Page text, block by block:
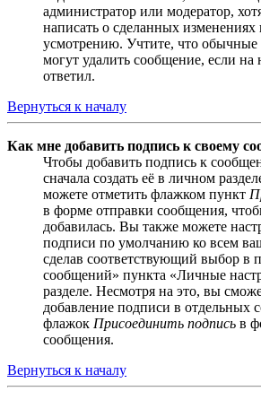
администратор или модератор,
написать о сделанных изменениях
усмотрению. Учтите, что обычные
могут удалить сообщение, если на
ответил.
Вернуться к началу
Как мне добавить подпись к своему
Чтобы добавить подпись к
сначала создать её в личном
можете отметить флажком пункт
в форме отправки сообщения,
добавилась. Вы также можете
подписи по умолчанию ко всем
сделав соответствующий выбор в
сообщений» пункта «Личные
разделе. Несмотря на это, вы
добавление подписи в отдельных
флажок Присоединить подпись в
сообщения.
Вернуться к началу